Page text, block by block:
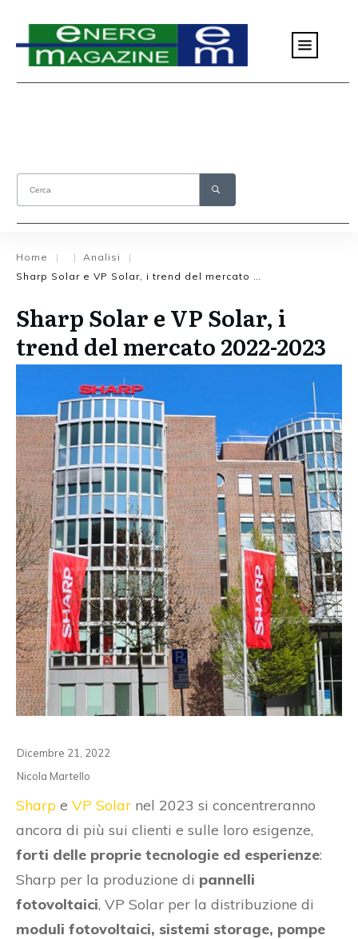
Home | | Analisi
|
Sharp Solar e VP Solar, i
trend del mercato 2022-2023
Dicembre 21, 2022
Nicola Martello
Sharp e VP Solar nel 2023 si concentreranno
ancora di più sui clienti e sulle loro esigenze,
forti delle proprie tecnologie ed esperienze:
Sharp per la produzione di pannelli
fotovoltaici, VP Solar per la distribuzione di
moduli fotovoltaici, sistemi storage, pompe